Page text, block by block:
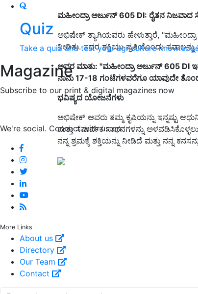
Quiz
Take a quiz and test your agriculture
Magazine
Subscribe to our print & digital magazines now
We're social. Connect with us on:
More Links
About us
Directory
Our Team
Contact
ಮಹೀಂದ್ರಾ ಅರ್ಜುನ್ 605 DI: ರೈತನ ನಿಜವಾದ
ಅಭಿಷೇಕ್ ತ್ಯಾಗಿಯವರು ಹೇಳುತ್ತಾರೆ,
ನೀಡಿತು. ಇದರ ಶಕ್ತಿಯು ಪ್ರತಿಯೊಂದು
ಅವರ ಮಾತು: "ಮಹೀಂದ್ರಾ ಅರ್ಜುನ್ 605 DI
ನಾನು 17-18 ಗಂಟೆಗಳವರೆಗೂ ಯಾವುದೇ
ಭವಿಷ್ಯದ ಯೋಜನೆಗಳು
ಅಭಿಷೇಕ್ ಅವರು ತಮ್ಮ ಕೃಷಿಯನ್ನು ಇನ್ನಷ್ಟು
ಮತ್ತು ಸಮರ್ಪಕ ಸಾಧನಗಳನ್ನು ಅಳವಡಿಸಿಕೊಳ್ಳಲು
ನನ್ನ ಶ್ರಮಕ್ಕೆ ಶಕ್ತಿಯನ್ನು ನೀಡಿದೆ ಮತ್ತು ನನ್ನ